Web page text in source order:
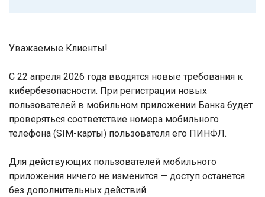
Уважаемые Kлиенты!
С 22 апреля 2026 года вводятся новые требования к
кибербезопасности. При регистрации новых
пользователей в мобильном приложении Банка будет
проверяться соответствие номера мобильного
телефона (SIM-карты) пользователя его ПИНФЛ.
Для действующих пользователей мобильного
приложения ничего не изменится — доступ останется
без дополнительных действий.